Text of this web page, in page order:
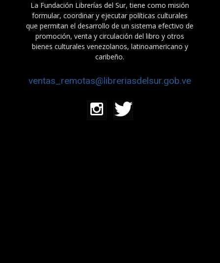
La Fundación Librerías del Sur, tiene como misión
formular, coordinar y ejecutar políticas culturales
que permitan el desarrollo de un sistema efectivo de
promoción, venta y circulación del libro y otros
bienes culturales venezolanos, latinoamericano y
caribeño.
ventas_remotas@libreriasdelsur.gob.ve